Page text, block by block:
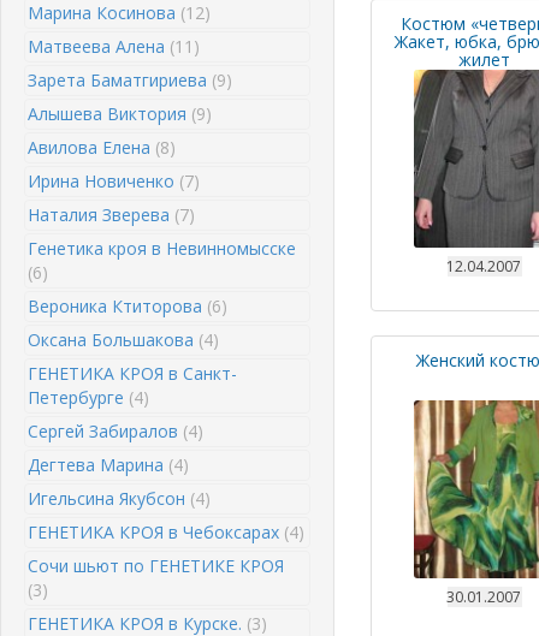
Марина Косинова (12)
Матвеева Алена (11)
Зарета Баматгириева (9)
Алышева Виктория (9)
Авилова Елена (8)
Ирина Новиченко (7)
Наталия Зверева (7)
Генетика кроя в Невинномысске
(6)
Вероника Ктиторова (6)
Оксана Большакова (4)
ГЕНЕТИКА КРОЯ в Санкт-
Петербурге (4)
Сергей Забиралов (4)
Дегтева Марина (4)
Игельсина Якубсон (4)
ГЕНЕТИКА КРОЯ в Чебоксарах (4)
Сочи шьют по ГЕНЕТИКЕ КРОЯ
(3)
ГЕНЕТИКА КРОЯ в Курске. (3)
Костюм
Жакет, юбка,
жилет
12.04.2007
Женский
30.01.2007